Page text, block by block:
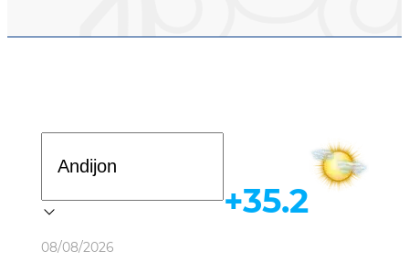
Ob-havo
08/08/2026
+35.2